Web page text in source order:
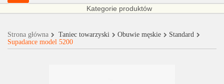
Kategorie produktów
Strona główna Taniec towarzyski Obuwie męskie
Standard
Supadance model 5200